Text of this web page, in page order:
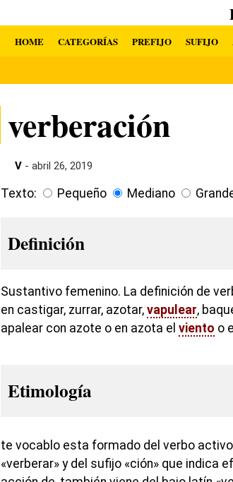
HOME CATEGORÍAS PREFIJO SUFIJO
verberación
V - abril 26, 2019
Texto: Pequeño Mediano
Definición
Sustantivo femenino. La definición de
en castigar, zurrar, azotar, vapulear,
apalear con azote o en azota el viento o
Etimología
te vocablo esta formado del verbo
«verberar» y del sufijo «ción» que indica